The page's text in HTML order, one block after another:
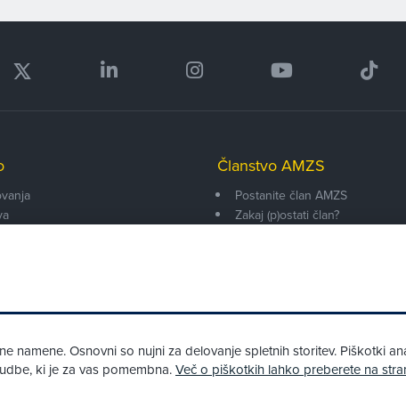
Članstvo AMZS
Postanite član AMZS
Zakaj (p)ostati član?
namene. Osnovni so nujni za delovanje spletnih storitev. Piškotki
ki je za vas pomembna.Več o piškotkih lahko preberete na